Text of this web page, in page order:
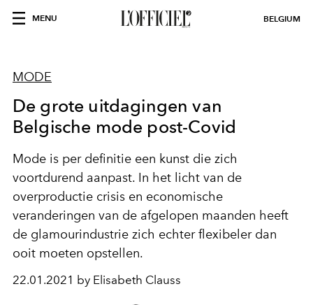
MENU BELGIUM
MODE
De grote uitdagingen van
Belgische mode post-Covid
Mode is per definitie een kunst die zich
voortdurend aanpast. In het licht van de
overproductie crisis en economische
veranderingen van de afgelopen maanden heeft
de glamourindustrie zich echter flexibeler dan
ooit moeten opstellen.
22.01.2021 by Elisabeth Clauss